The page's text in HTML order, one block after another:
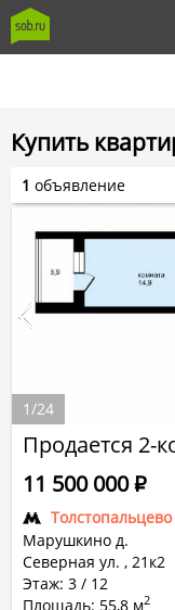
Купить
Продается 2-
Марушкино д.
Северная ул. , 21к2
Этаж: 3 / 12
Площадь: 55,8 м2
11 500 000Р
1/24
1 объявление